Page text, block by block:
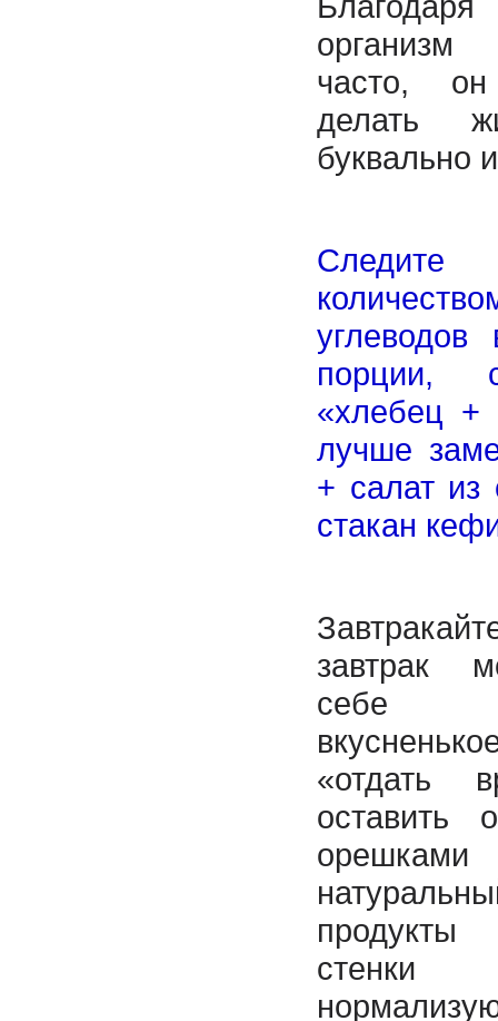
организм
часто,
делать
буквально
порции,
«хлебец +
лучше
+ салат
стакан
завтрак
себе
«отдать
оставить